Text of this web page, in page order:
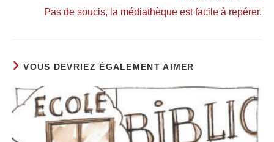
Pas de soucis, la médiathèque est facile à repérer.
VOUS DEVRIEZ ÉGALEMENT AIMER